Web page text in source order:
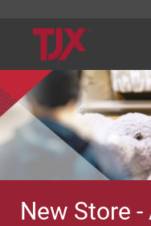
New Store